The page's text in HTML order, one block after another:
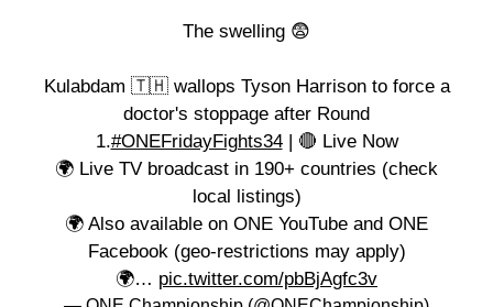
The swelling 😨
Kulabdam 🇹🇭 wallops Tyson Harrison to force a
doctor's stoppage after Round
1.#ONEFridayFights34| 🔴 Live Now
🌍 Live TV broadcast in 190+ countries (check
local listings)⁠
🌍 Also available on ONE YouTube and ONE
Facebook (geo-restrictions may apply)⁠
🌍… pic.twitter.com/pbBjAgfc3v